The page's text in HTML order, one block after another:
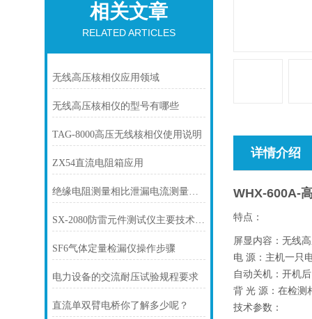
相关文章
RELATED ARTICLES
无线高压核相仪应用领域
无线高压核相仪的型号有哪些
TAG-8000高压无线核相仪使用说明
ZX54直流电阻箱应用
绝缘电阻测量相比泄漏电流测量的优点
SX-2080防雷元件测试仪主要技术指标
SF6气体定量检漏仪操作步骤
电力设备的交流耐压试验规程要求
直流单双臂电桥你了解多少呢？
详情介绍
WHX-600A-
特点：
屏显内容：无线
电 源：主机一只
自动关机：开机
背 光 源：在检测
技术参数：